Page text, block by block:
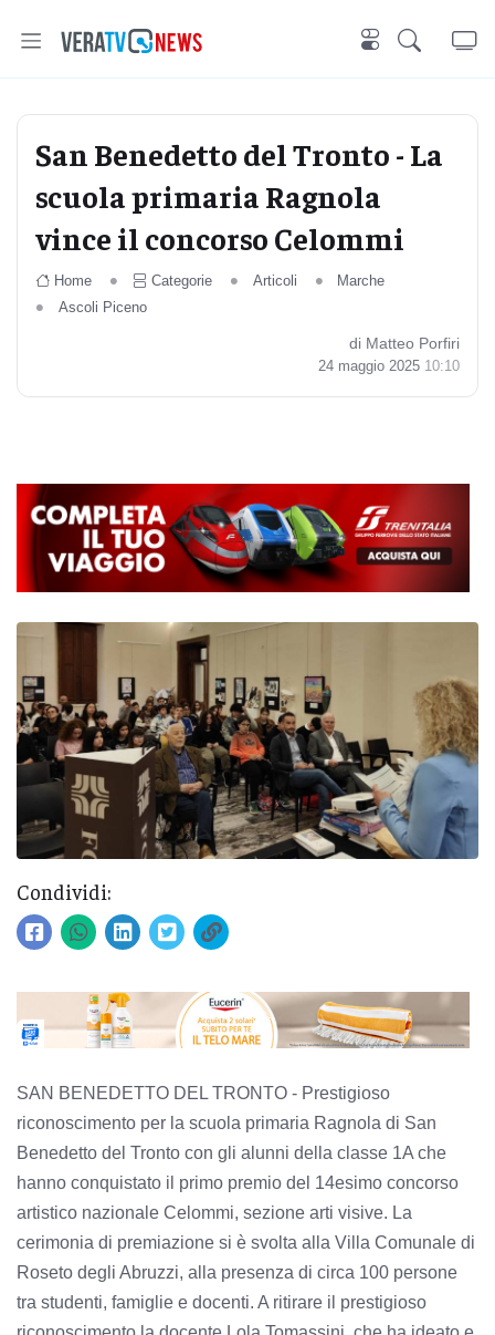
San Benedetto del Tronto - La
scuola primaria Ragnola
vince il concorso Celommi
Home Categorie Articoli
Marche
Ascoli Piceno
di Matteo Porfiri
24 maggio 2025 10:10
Condividi:
SAN BENEDETTO DEL TRONTO - Prestigioso
riconoscimento per la scuola primaria Ragnola di San
Benedetto del Tronto con gli alunni della classe 1A che
hanno conquistato il primo premio del 14esimo concorso
artistico nazionale Celommi, sezione arti visive. La
cerimonia di premiazione si è svolta alla Villa Comunale di
Roseto degli Abruzzi, alla presenza di circa 100 persone
tra studenti, famiglie e docenti. A ritirare il prestigioso